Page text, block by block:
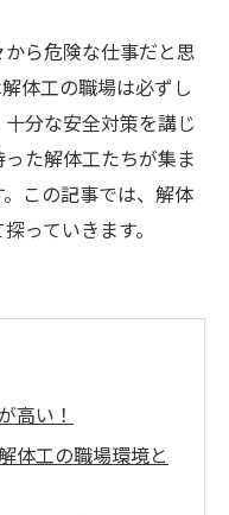
ら危険な仕事だと思
体工の職場は必ずし
分な安全対策を講じ
た解体工たちが集ま
この記事では、解体
っていきます。
高い！
体工の職場環境と